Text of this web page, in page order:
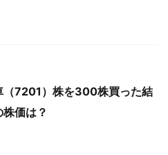
（7201）株を300株買った結
価は？